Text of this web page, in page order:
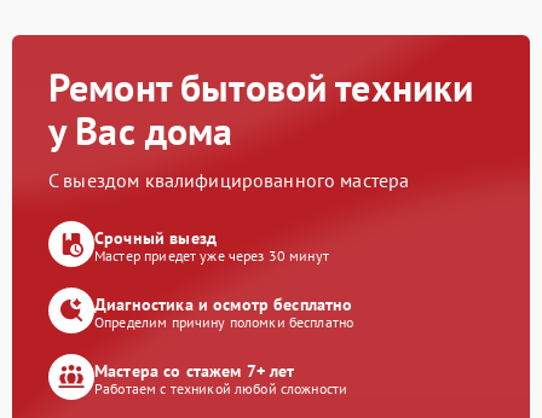
Ремонт бытовой техники
у Вас дома
С выездом квалифицированного мастера
Срочный выезд
Мастер приедет уже через 30 минут
Диагностика и осмотр бесплатно
Определим причину поломки бесплатно
Мастера со стажем 7+ лет
Работаем с техникой любой сложности